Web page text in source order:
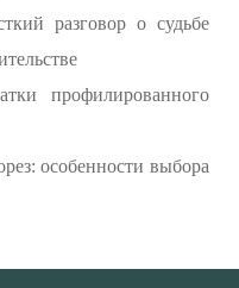
разговор о судьбе
профилированного
особенности выбора